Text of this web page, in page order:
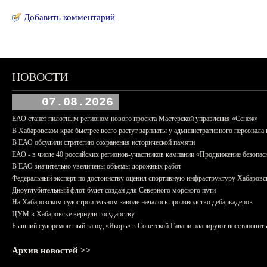
Добавить комментарий
НОВОСТИ
07.08.2026
ЕАО станет пилотным регионом нового проекта Мастерской управления «Сенеж»
В Хабаровском крае быстрее всего растут зарплаты у административного персонала
В ЕАО обсудили стратегию сохранения исторической памяти
ЕАО - в числе 40 российских регионов-участников кампании «Продвижение
В ЕАО значительно увеличены объемы дорожных работ
Федеральный эксперт по достоинству оценил спортивную инфраструктуру
Дноуглубительный флот будет создан для Северного морского пути
На Хабаровском судостроительном заводе началось производство дебаркадеров
ЦУМ в Хабаровске вернули государству
Бывший судоремонтный завод «Якорь» в Советской Гавани планируют восстановить
Архив новостей >>